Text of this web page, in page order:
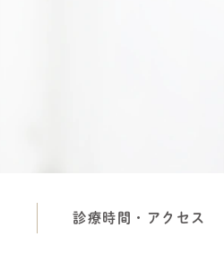
診療時間・アクセス